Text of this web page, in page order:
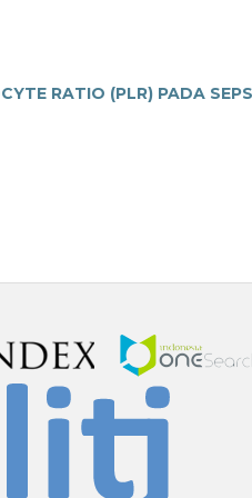
RATIO (PLR) PADA